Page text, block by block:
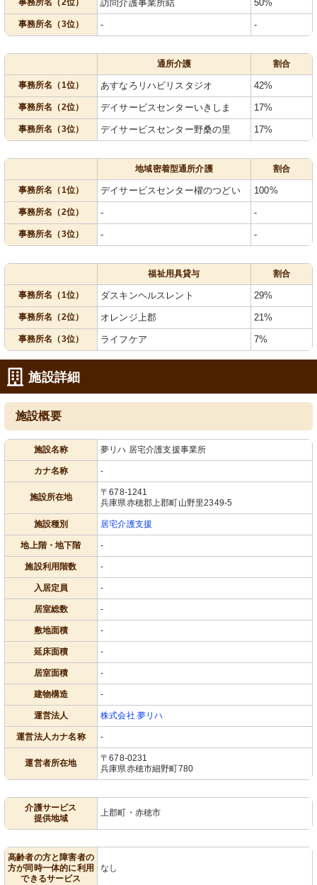
事務所名（2位） 訪問介護事業所結 50%
事務所名（3位） - -
通所介護 割合
事務所名（1位） あすなろリハビリスタジオ 42%
事務所名（2位） デイサービスセンターいきしま 17%
事務所名（3位） デイサービスセンター野桑の里 17%
地域密着型通所介護 割合
事務所名（1位） デイサービスセンター櫂のつどい 100%
事務所名（2位） - -
事務所名（3位） - -
福祉用具貸与 割合
事務所名（1位） ダスキンヘルスレント 29%
事務所名（2位） オレンジ上郡 21%
事務所名（3位） ライフケア 7%
施設詳細
施設概要
施設名称 夢リハ 居宅介護支援事業所
カナ名称 -
施設所在地
〒678-1241
兵庫県赤穂郡上郡町山野里2349-5
施設種別 居宅介護支援
地上階・地下階 -
施設利用階数 -
入居定員 -
居室総数 -
敷地面積 -
延床面積 -
居室面積 -
建物構造 -
運営法人 株式会社 夢リハ
運営法人カナ名称 -
運営者所在地
〒678-0231
兵庫県赤穂市細野町780
介護サービス
提供地域
上郡町・赤穂市
高齢者の方と障害者の
方が同時一体的に利用
できるサービス
なし